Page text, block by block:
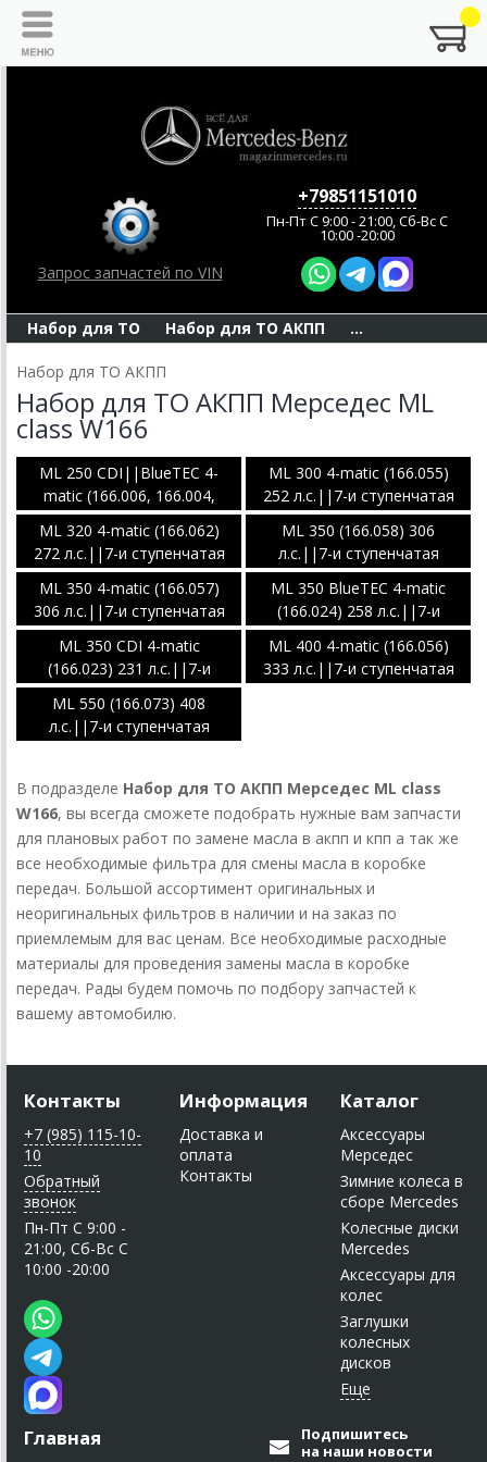
Запрос запчастей по VIN
+79851151010
Пн-Пт C 9:00 - 21:00, Сб-Вс С
10:00 -20:00
Набор для ТО Набор для ТО АКПП ...
Набор для ТО АКПП
Набор для ТО АКПП Мерседес ML
class W166
ML 250 CDI||BlueTEC 4-
matic (166.006, 166.004,
166.003) 204 л.с.||7-и
ступенчатая АКПП 722.9
ML 300 4-matic (166.055)
252 л.с.||7-и ступенчатая
АКПП 722.9
ML 320 4-matic (166.062)
272 л.с.||7-и ступенчатая
АКПП 722.9
ML 350 (166.058) 306
л.с.||7-и ступенчатая
АКПП 722.9
ML 350 4-matic (166.057)
306 л.с.||7-и ступенчатая
АКПП 722.9
ML 350 BlueTEC 4-matic
(166.024) 258 л.с.||7-и
ступенчатая АКПП 722.9
ML 350 CDI 4-matic
(166.023) 231 л.с.||7-и
ступенчатая АКПП 722.9
ML 400 4-matic (166.056)
333 л.с.||7-и ступенчатая
ML 550 (166.073) 408
л.с.||7-и ступенчатая
В подразделе Набор для ТО АКПП Мерседес ML class
W166, вы всегда сможете подобрать нужные вам запчасти
для плановых работ по замене масла в акпп и кпп а так же
все необходимые фильтра для смены масла в коробке
передач. Большой ассортимент оригинальных и
неоригинальных фильтров в наличии и на заказ по
приемлемым для вас ценам. Все необходимые расходные
материалы для проведения замены масла в коробке
передач. Рады будем помочь по подбору запчастей к
вашему автомобилю.
Контакты
+7 (985) 115-10-
10
Обратный
звонок
Пн-Пт C 9:00 -
21:00, Сб-Вс С
10:00 -20:00
Информация
Доставка и
оплата
Контакты
Каталог
Аксессуары
Мерседес
Зимние колеса в
сборе Mercedes
Колесные диски
Mercedes
Аксессуары для
колес
Заглушки
колесных
дисков
Главная
Подпишитесь
на наши новости